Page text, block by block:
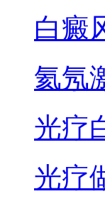
白癜
氦氖
光疗
光疗